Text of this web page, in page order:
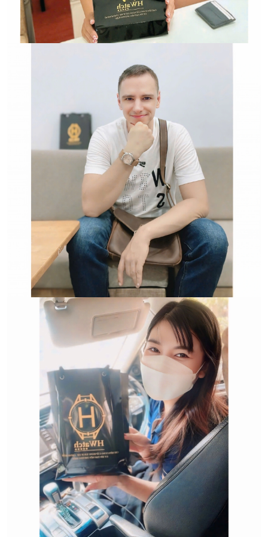
Đồng Hồ Chính Hãng
Hwatch Chuyên Nhập khẩu Và Phân Phối Các Loại
Đồng Hồ Chính Hãng
Trường hợp không chấp
nhận đổi hoặc trả sản